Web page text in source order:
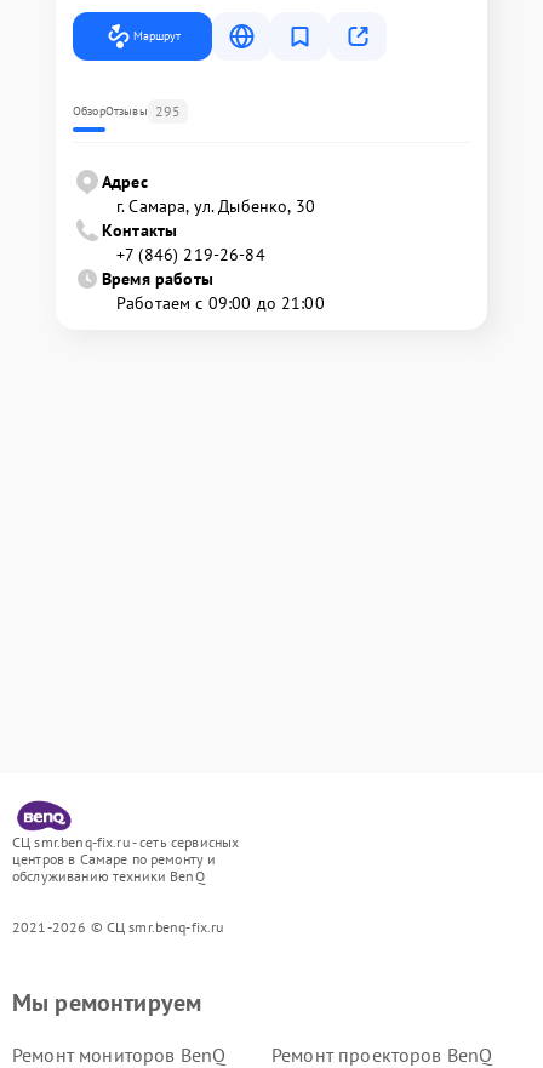
Маршрут
ОбзорОтзывы 295
Адрес
г. Самара, ул. Дыбенко, 30
Контакты
+7 (846) 219-26-84
Время работы
Работаем с 09:00 до 21:00
СЦ smr.benq-fix.ru - сеть сервисных
центров в Самаре по ремонту и
обслуживанию техники BenQ
2021-2026 © СЦ smr.benq-fix.ru
Мы ремонтируем
Ремонт мониторов BenQ
Ремонт проекторов BenQ